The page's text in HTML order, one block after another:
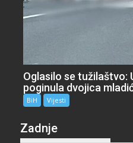
Oglasilo se tužilaštvo:
poginula dvojica
BiH Vijesti
Zadnje